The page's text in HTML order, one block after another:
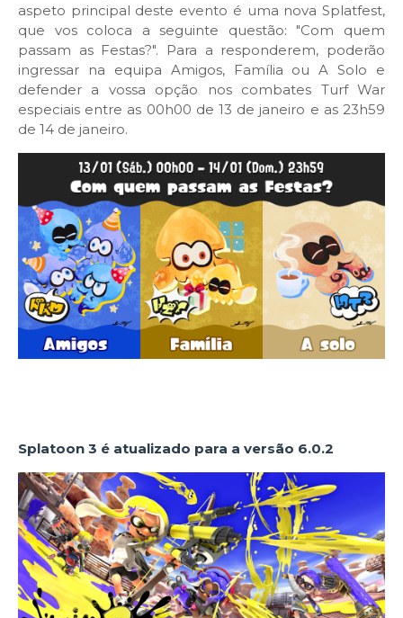
aspeto principal deste evento é uma nova Splatfest,
que vos coloca a seguinte questão: "Com quem
passam as Festas?". Para a responderem, poderão
ingressar na equipa Amigos, Família ou A Solo e
defender a vossa opção nos combates Turf War
especiais entre as 00h00 de 13 de janeiro e as 23h59
de 14 de janeiro.
Splatoon 3 é atualizado para a versão 6.0.2